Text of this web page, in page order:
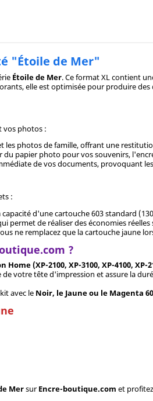
"Étoile de Mer"
Étoile de Mer. Ce format XL contient
elle est optimisée pour produire
vos photos :
les photos de famille, offrant une
du papier photo pour vos souvenirs,
de vos documents, provoquant
:
d'une cartouche 603 standard
permet de réaliser des économies
ne remplacez que la cartouche jaune
?
Home (XP-2100, XP-3100, XP-4100, XP-
votre tête d'impression et assure la
avec le Noir, le Jaune ou le Magenta
MersurEncre-boutique.com et